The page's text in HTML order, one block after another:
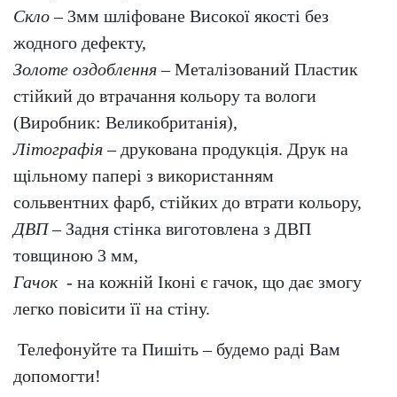
Скло– 3мм шліфоване Високої якості без
жодного дефекту,
Золоте оздоблення– Металізований Пластик
стійкий до втрачання кольору та вологи
(Виробник: Великобританія),
Літографія– друкована продукція. Друк на
щільному папері з використанням
сольвентних фарб, стійких до втрати кольору,
ДВП– Задня стінка виготовлена з ДВП
товщиною 3 мм,
Гачок - на кожній Іконі є гачок, що дає змогу
легко повісити її на стіну.
Телефонуйте та Пишіть – будемо раді Вам
допомогти!